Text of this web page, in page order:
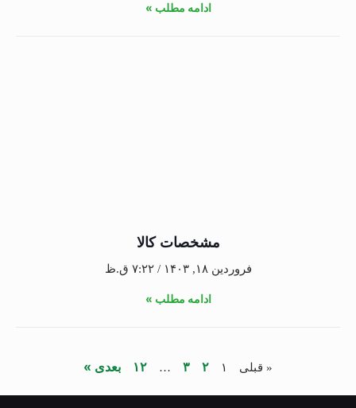
ادامه مطلب »
مشخصات کالا
فروردین ۱۸, ۱۴۰۳ ۷:۲۲ ق.ظ
ادامه مطلب »
« قبلی ۱ ۲ ۳ … ۱۲ بعدی »